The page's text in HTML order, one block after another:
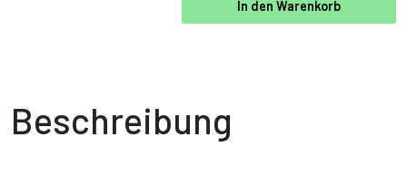
In den Warenkorb
Beschreibung